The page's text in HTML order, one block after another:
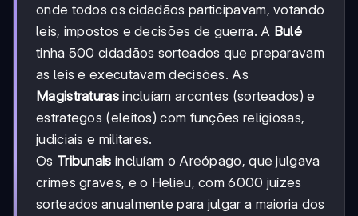
onde todos os cidadãos participavam, votando
leis, impostos e decisões de guerra. A Bulé
tinha 500 cidadãos sorteados que preparavam
as leis e executavam decisões. As
Magistraturasincluíam arcontes (sorteados) e
estrategos (eleitos) com funções religiosas,
judiciais e militares.
Os Tribunais incluíam o Areópago, que julgava
crimes graves, e o Helieu, com 6000 juízes
sorteados anualmente para julgar a maioria dos